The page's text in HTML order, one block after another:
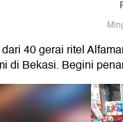
40 gerai ritel
di Bekasi. Begini